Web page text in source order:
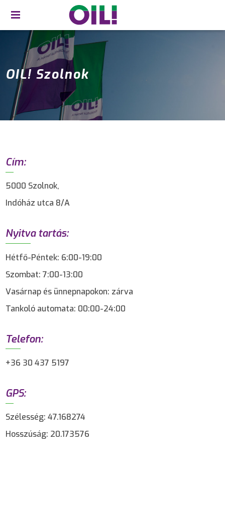
OIL! Szolnok
Cím:
5000 Szolnok,
Indóház utca 8/A
Nyitva tartás:
Hétfő-Péntek: 6:00-19:00
Szombat: 7:00-13:00
Vasárnap és ünnepnapokon: zárva
Tankoló automata: 00:00-24:00
Telefon:
+36 30 437 5197
GPS:
Szélesség: 47.168274
Hosszúság: 20.173576